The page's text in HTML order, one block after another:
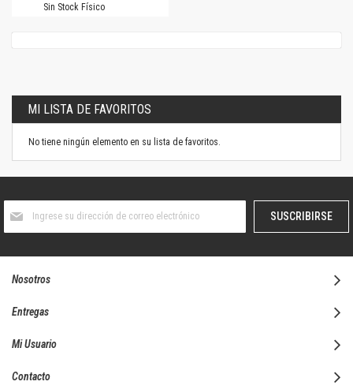
Sin Stock Físico
MI LISTA DE FAVORITOS
No tiene ningún elemento en su lista de favoritos.
boletín
SUSCRIBIRSE
Nosotros
Entregas
Mi Usuario
Contacto